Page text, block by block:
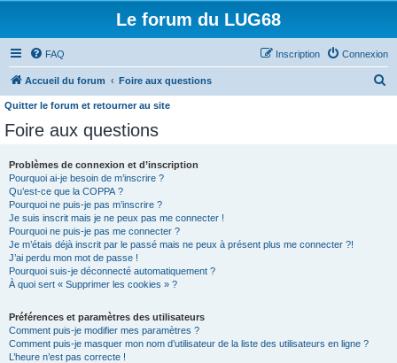
Le forum du LUG68
FAQ Connexion
Inscription
Accueil du forum Foire aux questions
Quitter le forum et retourner au site
Foire aux questions
Problèmes de connexion et d’inscription
Pourquoi ai-je besoin de m’inscrire ?
Qu’est-ce que la COPPA ?
Pourquoi ne puis-je pas m’inscrire ?
Je suis inscrit mais je ne peux pas me connecter !
Pourquoi ne puis-je pas me connecter ?
Je m’étais déjà inscrit par le passé mais ne peux à présent plus me connecter ?!
J’ai perdu mon mot de passe !
Pourquoi suis-je déconnecté automatiquement ?
À quoi sert « Supprimer les cookies » ?
Préférences et paramètres des utilisateurs
Comment puis-je modifier mes paramètres ?
Comment puis-je masquer mon nom d’utilisateur de la liste des utilisateurs en ligne ?
L’heure n’est pas correcte !